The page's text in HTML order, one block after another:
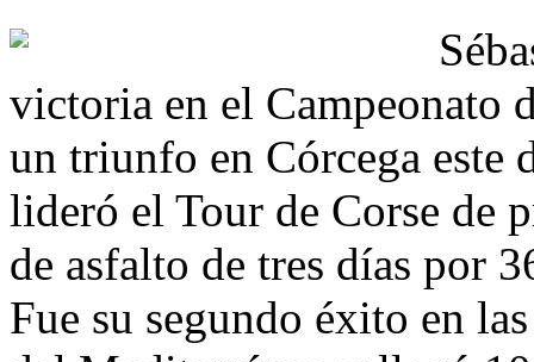
victoria en el Campeonato
un triunfo en Córcega este
lideró el Tour de Corse de
de asfalto de tres días por
Fue su segundo éxito en